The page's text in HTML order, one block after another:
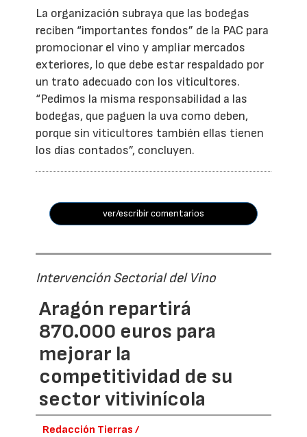
La organización subraya que las bodegas
reciben “importantes fondos” de la PAC para
promocionar el vino y ampliar mercados
exteriores, lo que debe estar respaldado por
un trato adecuado con los viticultores.
“Pedimos la misma responsabilidad a las
bodegas, que paguen la uva como deben,
porque sin viticultores también ellas tienen
los días contados”, concluyen.
ver/escribir comentarios
Intervención Sectorial del Vino
Aragón repartirá
870.000 euros para
mejorar la
competitividad de su
sector vitivinícola
Redacción Tierras /